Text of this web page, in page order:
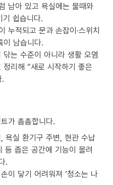
남아 있고 욕실에는 물때와
쉽습니다.
누적되고 문과 손잡이·스위치
이 남습니다.
는 수준이 아니라 생활 오염
리해 “새로 시작하기 좋은
.
가 촘촘합니다.
욕실 환기구 주변, 현관 수납
등 좁은 공간에 기능이 몰려
.
이 닿기 어려워져 ‘청소는 나